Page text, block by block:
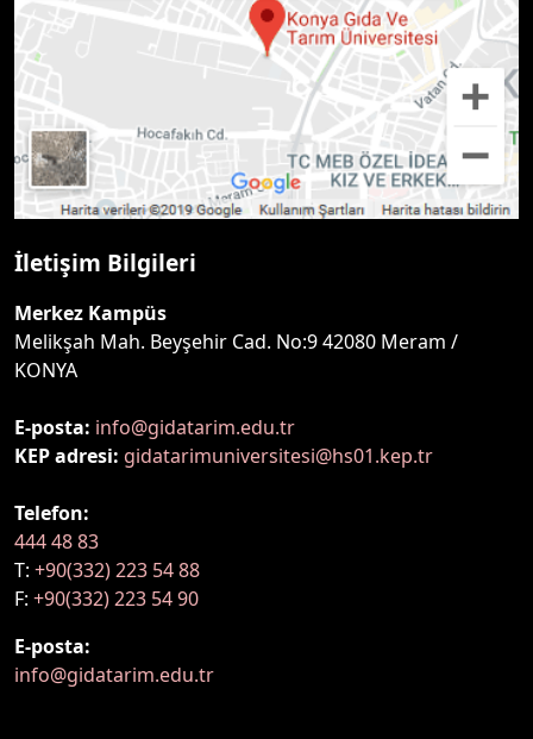
İletişim Bilgileri
Merkez Kampüs
Melikşah Mah. Beyşehir Cad. No:9 42080 Meram /
KONYA
E-posta: info@gidatarim.edu.tr
KEP adresi: gidatarimuniversitesi@hs01.kep.tr
Telefon:
444 48 83
T: +90(332) 223 54 88
F: +90(332) 223 54 90
E-posta:
info@gidatarim.edu.tr